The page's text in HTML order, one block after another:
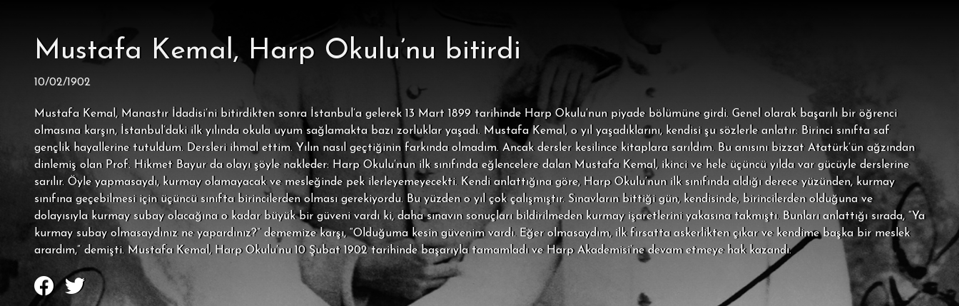
Mustafa Kemal, Harp Okulu’nu bitirdi
10/02/1902
Mustafa Kemal, Manastır İdadisi’ni bitirdikten sonra İstanbul’a gelerek 13 Mart 1899 tarihinde Harp Okulu’nun piyade bölümüne girdi. Genel olarak başarılı bir öğrenci
olmasına karşın, İstanbul’daki ilk yılında okula uyum sağlamakta bazı zorluklar yaşadı. Mustafa Kemal, o yıl yaşadıklarını, kendisi şu sözlerle anlatır: Birinci sınıfta saf
gençlik hayallerine tutuldum. Dersleri ihmal ettim. Yılın nasıl geçtiğinin farkında olmadım. Ancak dersler kesilince kitaplara sarıldım. Bu anısını bizzat Atatürk’ün ağzından
dinlemiş olan Prof. Hikmet Bayur da olayı şöyle nakleder: Harp Okulu’nun ilk sınıfında eğlencelere dalan Mustafa Kemal, ikinci ve hele üçüncü yılda var gücüyle derslerine
sarılır. Öyle yapmasaydı, kurmay olamayacak ve mesleğinde pek ilerleyemeyecekti. Kendi anlattığına göre, Harp Okulu’nun ilk sınıfında aldığı derece yüzünden, kurmay
sınıfına geçebilmesi için üçüncü sınıfta birincilerden olması gerekiyordu. Bu yüzden o yıl çok çalışmıştır. Sınavların bittiği gün, kendisinde, birincilerden olduğuna ve
dolayısıyla kurmay subay olacağına o kadar büyük bir güveni vardı ki, daha sınavın sonuçları bildirilmeden kurmay işaretlerini yakasına takmıştı. Bunları anlattığı sırada, “Ya
kurmay subay olmasaydınız ne yapardınız?” dememize karşı, “Olduğuma kesin güvenim vardı. Eğer olmasaydım, ilk fırsatta askerlikten çıkar ve kendime başka bir meslek
arardım,” demişti. Mustafa Kemal, Harp Okulu’nu 10 Şubat 1902 tarihinde başarıyla tamamladı ve Harp Akademisi’ne devam etmeye hak kazandı.